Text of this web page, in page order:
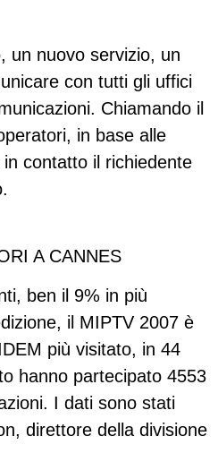
un nuovo servizio, un
con tutti gli uffici
Chiamando il
in base alle
contatto il richiedente
A CANNES
ben il 9% in più
il MIPTV 2007 è
più visitato, in 44
hanno partecipato 4553
I dati sono stati
direttore della divisione